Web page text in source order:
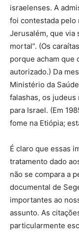
israelenses. A
foi contestada pelo
Jerusalém, que via
mortal”. (Os
porque acham que
autorizado.) Da
Ministério da
falashas, os judeus
para Israel. (Em
fome na Etiópia;
É claro que essas
tratamento dado
não se compara a
documental de
importantes ao
assunto. As
particularmente